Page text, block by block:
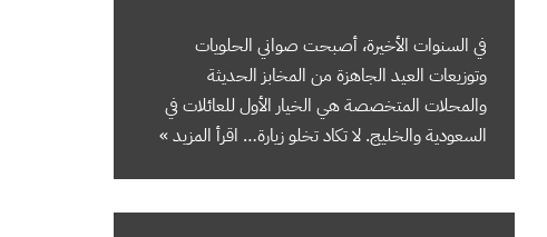
في السنوات الأخيرة، أصبحت صواني الحلويات
وتوزيعات العيد الجاهزة من المخابز الحديثة
والمحلات المتخصصة هي الخيار الأول للعائلات في
السعودية والخليج. لا تكاد تخلو زيارة… اقرأ المزيد »